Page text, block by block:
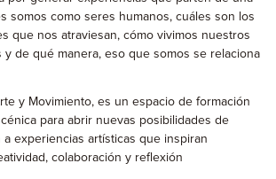
somos como seres humanos, cuáles son los
que nos atraviesan, cómo vivimos nuestros
y de qué manera, eso que somos se relaciona
y Movimiento, es un espacio de formación
para abrir nuevas posibilidades de
experiencias artísticas que inspiran
colaboración y reflexión